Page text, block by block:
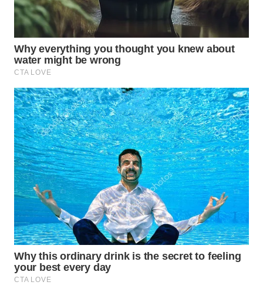
WN
SUMEDANG
WN
CIANJUR
WN
KEPULAUAN
SERIBU
WN
TANGERANG
WN
BINJAI
WN
CIREBON